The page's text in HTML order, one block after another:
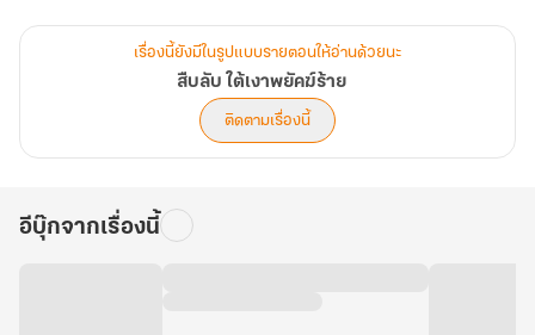
เรื่องนี้ยังมีในรูปแบบรายตอนให้อ่านด้วยนะ
สืบลับ ใต้เงาพยัคฆ์ร้าย
ติดตามเรื่องนี้
อีบุ๊กจากเรื่องนี้